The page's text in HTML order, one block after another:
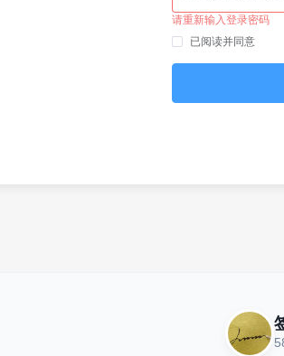
请重新输入登录密码
已阅读并同意